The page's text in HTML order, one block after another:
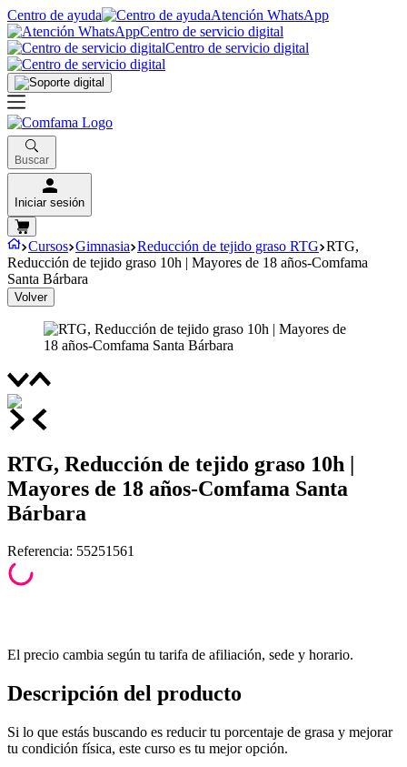
Centro de ayuda
Atención WhatsApp
Centro de servicio digital
Centro de servicio digital
Buscar
Iniciar sesión
Cursos Gimnasia Reducción de tejido graso RTG RTG,
Reducción de tejido graso 10h | Mayores de 18 años-Comfama
Santa Bárbara
Volver
RTG, Reducción de tejido graso 10h |
Mayores de 18 años-Comfama Santa
Bárbara
Referencia: 55251561
El precio cambia según tu tarifa de afiliación, sede y horario.
Descripción del producto
Si lo que estás buscando es reducir tu porcentaje de grasa y mejorar
tu condición física, este curso es tu mejor opción.